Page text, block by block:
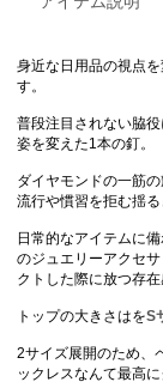
身近な日用品の視点
す。
普段注目されない脇
姿を変えた1本の釘。
ダイヤモンドの一筋
流行や慣習を拒む揺
日常的なアイテムに
のジュエリーアクセ
クトした際に放つ存在
トップの大きさはをS
2サイズ展開のため、
ックレスなんて最高に